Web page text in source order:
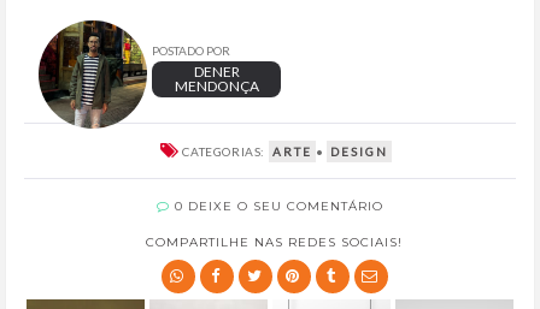
POSTADO POR
DENER
MENDONÇA
CATEGORIAS: ARTE • DESIGN
0 DEIXE O SEU COMENTÁRIO
COMPARTILHE NAS REDES SOCIAIS!